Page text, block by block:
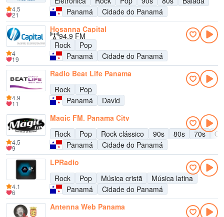
Panamá
Cidade do Panamá
4.5
21
Hosanna Capital
94.9 FM
Rock
Pop
Panamá
Cidade do Panamá
4
19
Radio Beat Life Panama
Rock
Pop
Panamá
David
4.9
11
Magic FM, Panama City
Rock
Pop Rock clássico 90s 80s 70s
Panamá
Cidade do Panamá
4.5
9
LPRadio
Rock
Pop Música cristã
Música latina
Panamá
Cidade do Panamá
4.1
6
Antenna Web Panama